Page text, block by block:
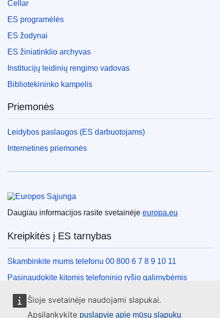
Šioje svetainėje naudojami slapukai.
Apsilankykite puslapyje apie mūsų slapukų
Cellar
ES programėlės
ES žodynai
ES žiniatinklio archyvas
Institucijų leidinių rengimo vadovas
Bibliotekininko kampelis
Priemonės
Leidybos paslaugos (ES darbuotojams)
Internetinės priemonės
Daugiau informacijos rasite svetainėje europa.eu
Kreipkitės į ES tarnybas
Skambinkite mums telefonu 00 800 6 7 8 9 10 11
Pasinaudokite kitomis telefoninio ryšio galimybėmis
Rašykite mums naudodamiesi kontaktine forma
Susitikime viename iš ES biurų